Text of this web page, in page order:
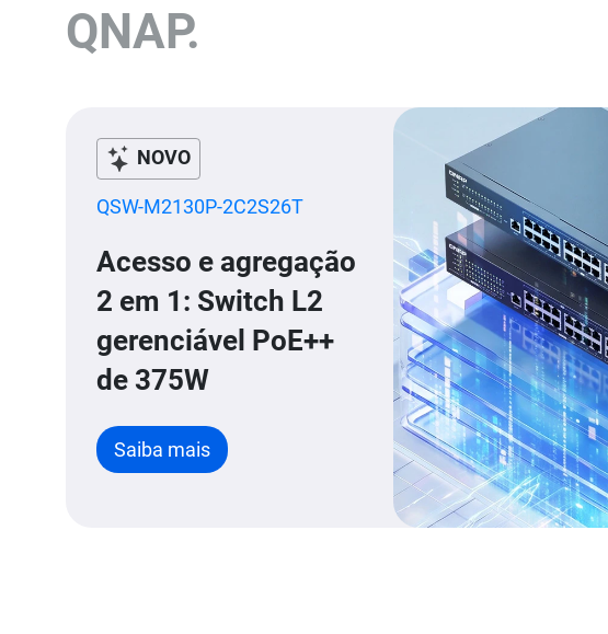
QNAP.
NOVO
QSW-M2130P-2C2S26T
Acesso e agregação
2 em 1: Switch L2
gerenciável PoE++
de 375W
Saiba mais